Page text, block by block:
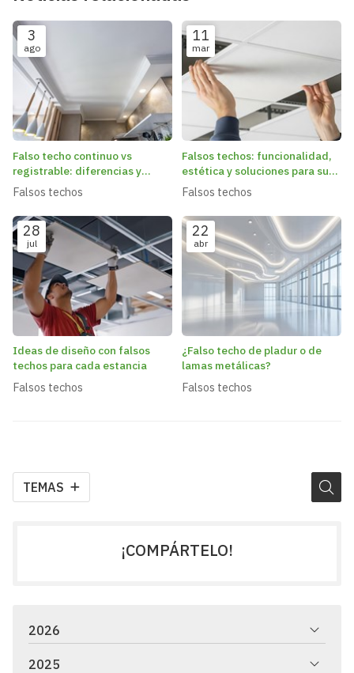
TEMAS
3
ago
Falso techo continuo vs
registrable: diferencias y
cuándo elegir cada uno
Falsos techos
11
mar
Falsos techos: funcionalidad,
estética y soluciones para su
espacio
Falsos techos
28
jul
Ideas de diseño con falsos
techos para cada estancia
Falsos techos
22
abr
¿Falso techo de pladur o de
lamas metálicas?
Falsos techos
¡COMPÁRTELO!
2026
2025